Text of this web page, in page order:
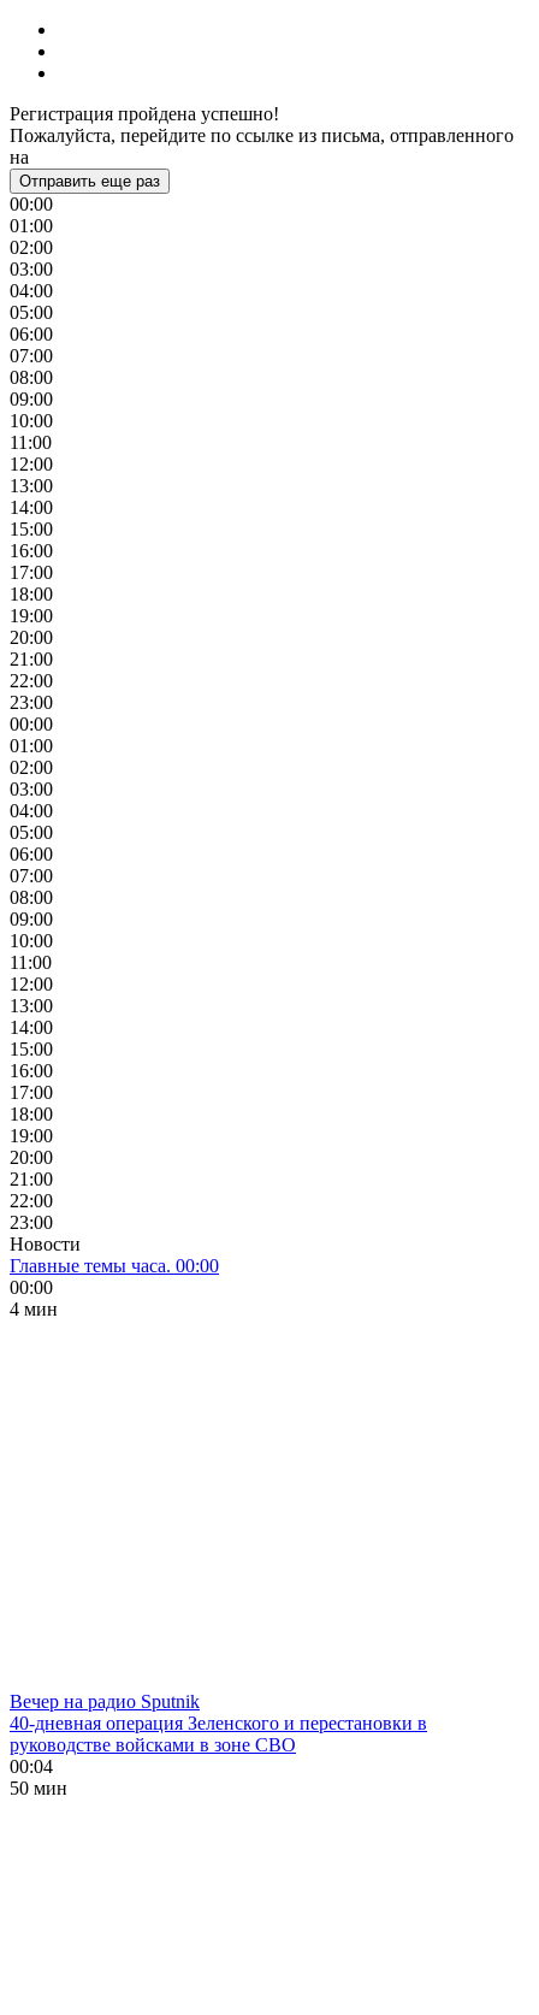
Регистрация пройдена успешно!
Пожалуйста, перейдите по ссылке из письма, отправленного
на
Отправить еще раз
00:00
01:00
02:00
03:00
04:00
05:00
06:00
07:00
08:00
09:00
10:00
11:00
12:00
13:00
14:00
15:00
16:00
17:00
18:00
19:00
20:00
21:00
22:00
23:00
00:00
01:00
02:00
03:00
04:00
05:00
06:00
07:00
08:00
09:00
10:00
11:00
12:00
13:00
14:00
15:00
16:00
17:00
18:00
19:00
20:00
21:00
22:00
23:00
Новости
Главные темы часа. 00:00
00:00
4 мин
Вечер на радио Sputnik
40-дневная операция Зеленского и перестановки в
руководстве войсками в зоне СВО
00:04
50 мин